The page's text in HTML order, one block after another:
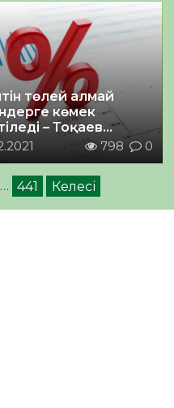
төлей алмай
көмек
– Тоқаев
798 0
… 441 Келесі